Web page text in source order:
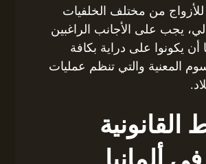
للأزواج من مختلف الخلفيات
يجب على الأجانب الراغبين
أن يكونوا على دراية بكافة
المعنية والتي تنظم عمليات
القانونية